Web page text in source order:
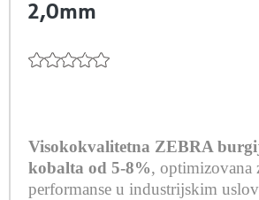
2,0mm
Visokokvalitetna ZEBRA
kobalta od 5-8%, optimizovana
performanse u industrijskim